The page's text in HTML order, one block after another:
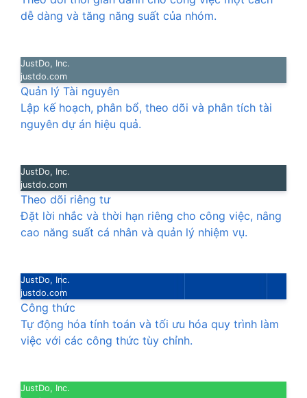
dễ dàng và tăng năng suất của nhóm.
JustDo, Inc.
justdo.com
Quản lý Tài nguyên
Lập kế hoạch, phân bổ, theo dõi và phân tích tài
nguyên dự án hiệu quả.
JustDo, Inc.
justdo.com
Theo dõi riêng tư
Đặt lời nhắc và thời hạn riêng cho công việc, nâng
cao năng suất cá nhân và quản lý nhiệm vụ.
JustDo, Inc.
justdo.com
Công thức
Tự động hóa tính toán và tối ưu hóa quy trình làm
việc với các công thức tùy chỉnh.
JustDo, Inc.